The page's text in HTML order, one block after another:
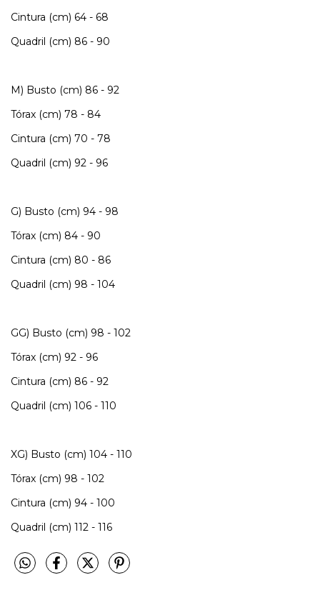
Cintura (cm) 64 - 68
Quadril (cm) 86 - 90
M) Busto (cm) 86 - 92
Tórax (cm) 78 - 84
Cintura (cm) 70 - 78
Quadril (cm) 92 - 96
G) Busto (cm) 94 - 98
Tórax (cm) 84 - 90
Cintura (cm) 80 - 86
Quadril (cm) 98 - 104
GG) Busto (cm) 98 - 102
Tórax (cm) 92 - 96
Cintura (cm) 86 - 92
Quadril (cm) 106 - 110
XG) Busto (cm) 104 - 110
Tórax (cm) 98 - 102
Cintura (cm) 94 - 100
Quadril (cm) 112 - 116